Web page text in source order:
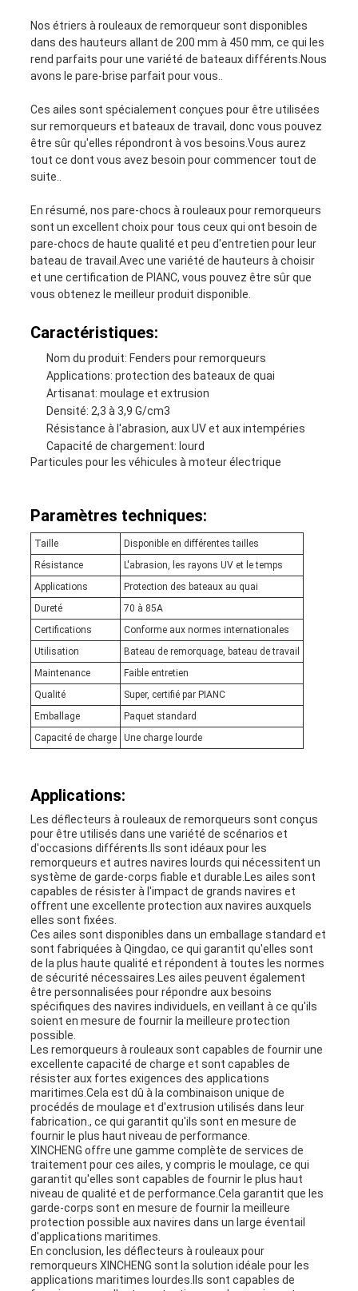
PLAN
SITE
PRIVACY
Nos étriers à rouleaux de remorqueur sont disponibles
dans des hauteurs allant de 200 mm à 450 mm, ce qui les
rend parfaits pour une variété de bateaux différents.Nous
avons le pare-brise parfait pour vous..
Ces ailes sont spécialement conçues pour être utilisées
sur remorqueurs et bateaux de travail, donc vous pouvez
être sûr qu'elles répondront à vos besoins.Vous aurez
tout ce dont vous avez besoin pour commencer tout de
suite..
En résumé, nos pare-chocs à rouleaux pour remorqueurs
sont un excellent choix pour tous ceux qui ont besoin de
pare-chocs de haute qualité et peu d'entretien pour leur
bateau de travail.Avec une variété de hauteurs à choisir
et une certification de PIANC, vous pouvez être sûr que
vous obtenez le meilleur produit disponible.
Caractéristiques:
Nom du produit: Fenders pour remorqueurs
Applications: protection des bateaux de quai
Artisanat: moulage et extrusion
Densité: 2,3 à 3,9 G/cm3
Résistance à l'abrasion, aux UV et aux intempéries
Capacité de chargement: lourd
Particules pour les véhicules à moteur électrique
Paramètres techniques:
Taille
Disponible en différentes tailles
Résistance
L'abrasion, les rayons UV et le temps
Applications
Protection des bateaux au quai
Dureté
70 à 85A
Certifications
Conforme aux normes internationales
Utilisation
Bateau de remorquage, bateau de travail
Maintenance
Faible entretien
Qualité
Super, certifié par PIANC
Emballage
Paquet standard
Capacité de charge
Une charge lourde
Applications:
Les déflecteurs à rouleaux de remorqueurs sont conçus
pour être utilisés dans une variété de scénarios et
d'occasions différents.Ils sont idéaux pour les
remorqueurs et autres navires lourds qui nécessitent un
système de garde-corps fiable et durable.Les ailes sont
capables de résister à l'impact de grands navires et
offrent une excellente protection aux navires auxquels
elles sont fixées.
Ces ailes sont disponibles dans un emballage standard et
sont fabriquées à Qingdao, ce qui garantit qu'elles sont
de la plus haute qualité et répondent à toutes les normes
de sécurité nécessaires.Les ailes peuvent également
être personnalisées pour répondre aux besoins
spécifiques des navires individuels, en veillant à ce qu'ils
soient en mesure de fournir la meilleure protection
possible.
Les remorqueurs à rouleaux sont capables de fournir une
excellente capacité de charge et sont capables de
résister aux fortes exigences des applications
maritimes.Cela est dû à la combinaison unique de
procédés de moulage et d'extrusion utilisés dans leur
fabrication., ce qui garantit qu'ils sont en mesure de
fournir le plus haut niveau de performance.
XINCHENG offre une gamme complète de services de
traitement pour ces ailes, y compris le moulage, ce qui
garantit qu'elles sont capables de fournir le plus haut
niveau de qualité et de performance.Cela garantit que les
garde-corps sont en mesure de fournir la meilleure
protection possible aux navires dans un large éventail
d'applications maritimes.
En conclusion, les déflecteurs à rouleaux pour
remorqueurs XINCHENG sont la solution idéale pour les
applications maritimes lourdes.Ils sont capables de